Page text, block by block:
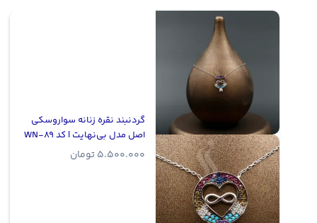
گردنبند نقره زنانه سواروسکی
اصل مدل بی‌نهایت | کد WN-89
5.500.000 تومان